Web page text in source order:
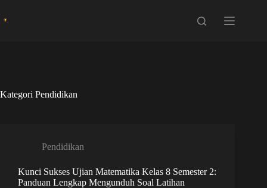
Kategori Pendidikan
Pendidikan
Kunci Sukses Ujian Matematika Kelas 8 Semester 2:
Panduan Lengkap Mengunduh Soal Latihan